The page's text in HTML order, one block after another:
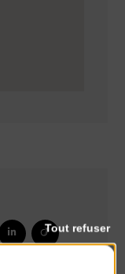
Tout refuser